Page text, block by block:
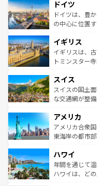
せる。地方に
ンテンツ一覧
で、幅広い魅
聖堂、美しい
から魅了する
いる。シャン
香り高いラベ
らに、パリ以
れる地方に足
き
を参照してほ
ドイツ
ドイツは、豊
の中心に位置
顔を持つこの
ルリンの文化
してライン川
は、お酒好きな人
ドイツ情報は
イギリス
イギリスは、
トミンスター
リアごとに異
ティー、ビー
戦など、本場
ンツ一覧を参照
スイス
スイスの国土
な交通網が整
の建物がその
博物館もあり
ことができる
ば市内交通費無料
着のスイス情
アメリカ
アメリカ合衆
東海岸の都市
のような巨大
ンメントが詰
西部には大自
ハワイ
年間を通じて
ハワイは、ど